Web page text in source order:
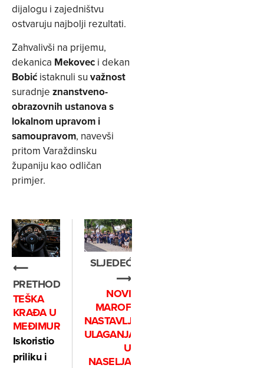
dijalogu i zajedništvu
ostvaruju najbolji rezultati.
Zahvalivši na prijemu,
dekanica Mekovec i dekan
Bobić istaknuli su važnost
suradnje znanstveno-
obrazovnih ustanova s
lokalnom upravom i
samoupravom, navevši
pritom Varaždinsku
županiju kao odličan
primjer.
⟵
PRETHODNO
TEŠKA
KRAĐA U
MEĐIMURJU
Iskoristio
priliku i
SLJEDEĆE
⟶
NOVI
MAROF
NASTAVLJA
ULAGANJA
U
NASELJA